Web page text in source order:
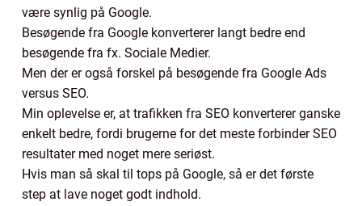
være synlig på Google.
Besøgende fra Google konverterer langt bedre end
besøgende fra fx. Sociale Medier.
Men der er også forskel på besøgende fra Google Ads
versus SEO.
Min oplevelse er, at trafikken fra SEO konverterer ganske
enkelt bedre, fordi brugerne for det meste forbinder SEO
resultater med noget mere seriøst.
Hvis man så skal til tops på Google, så er det første
step at lave noget godt indhold.